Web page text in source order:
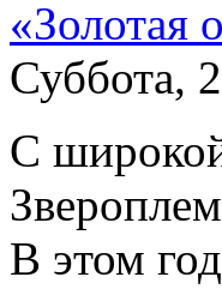
Суббота,
С
В этом